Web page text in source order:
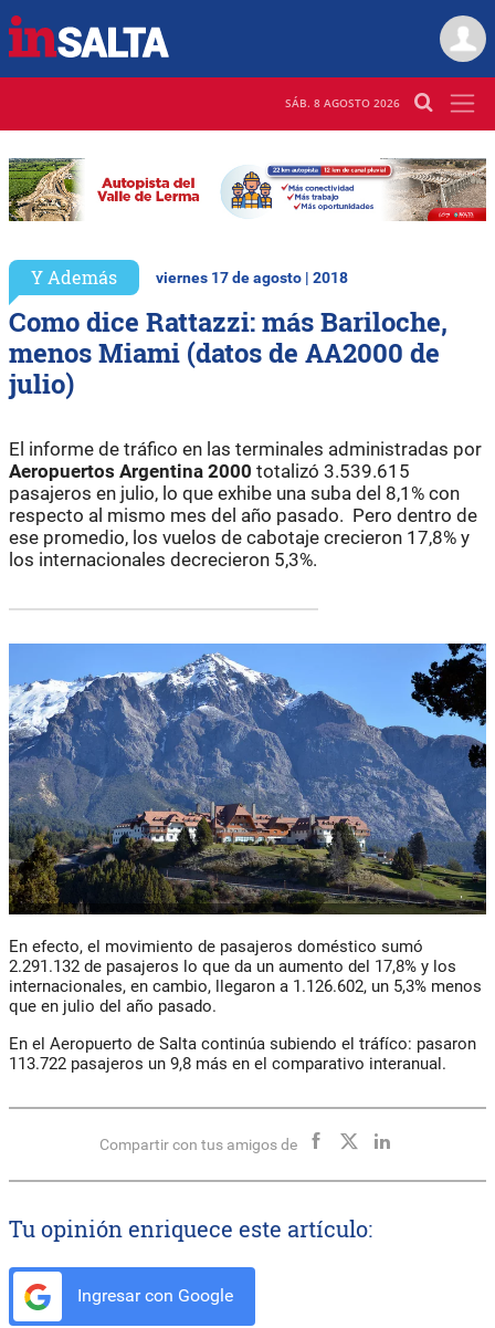
SÁB. 8 AGOSTO 2026
Y Además viernes 17 de agosto | 2018
Como dice Rattazzi: más Bariloche,
menos Miami (datos de AA2000 de
julio)
El informe de tráfico en las terminales administradas por
Aeropuertos Argentina 2000 totalizó 3.539.615
pasajeros en julio, lo que exhibe una suba del 8,1% con
respecto al mismo mes del año pasado. Pero dentro de
ese promedio, los vuelos de cabotaje crecieron 17,8% y
los internacionales decrecieron 5,3%.
En efecto, el movimiento de pasajeros doméstico sumó
2.291.132 de pasajeros lo que da un aumento del 17,8% y los
internacionales, en cambio, llegaron a 1.126.602, un 5,3% menos
que en julio del año pasado.
En el Aeropuerto de Salta continúa subiendo el tráfíco: pasaron
113.722 pasajeros un 9,8 más en el comparativo interanual.
Compartir con tus amigos de
Tu opinión enriquece este artículo:
Ingresar con Google